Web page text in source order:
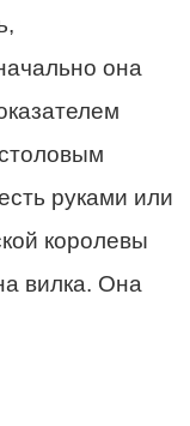
она
руками или
королевы
вилка. Она